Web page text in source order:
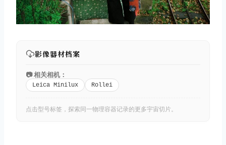
影像器材档案
📷 相关相机：
Leica Minilux Rollei
点击型号标签，探索同一物理容器记录的更多宇宙切片。